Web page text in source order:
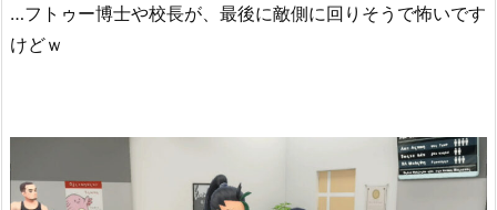
…フトゥー博士や校長が、最後に敵側に回りそうで怖いです
けどｗ